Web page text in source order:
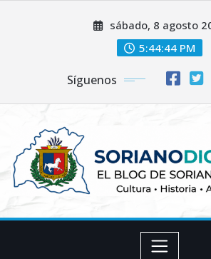
sábado, 8 agosto
5:44:45 PM
Síguenos